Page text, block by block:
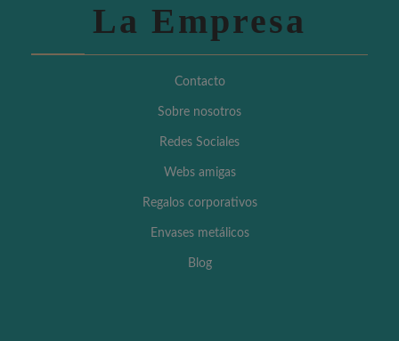
La Empresa
Contacto
Sobre nosotros
Redes Sociales
Webs amigas
Regalos corporativos
Envases metálicos
Blog